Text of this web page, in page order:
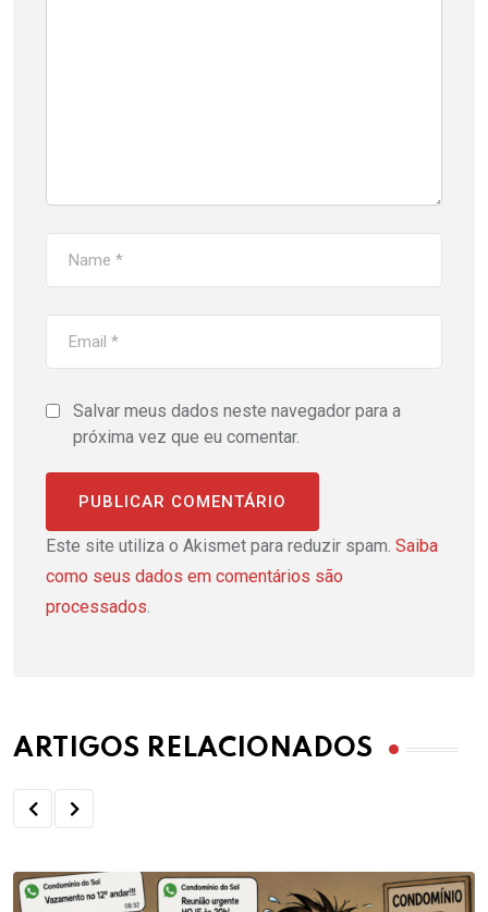
Salvar meus dados neste navegador para a
próxima vez que eu comentar.
Este site utiliza o Akismet para reduzir spam. Saiba
como seus dados em comentários são
processados.
ARTIGOS RELACIONADOS